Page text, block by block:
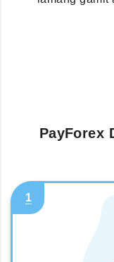
PayForex
1